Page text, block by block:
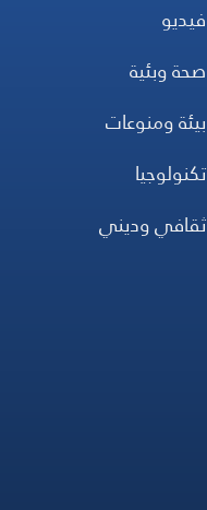
فيديو
صحة وبئية
بيئة ومنوعات
تكنولوجيا
ثقافي وديني